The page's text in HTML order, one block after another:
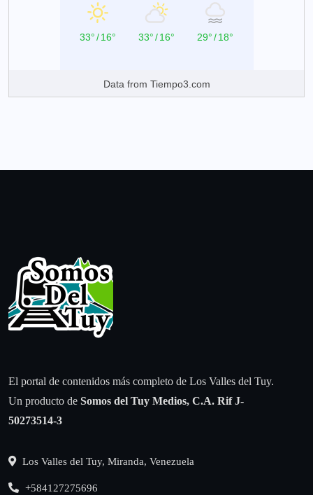
33°/16° 33°/16° 29°/18°
Data from Tiempo3.com
El portal de contenidos más completo de Los Valles del Tuy.
Un producto de Somos del Tuy Medios, C.A. Rif J-
50273514-3
Los Valles del Tuy, Miranda, Venezuela
+584127275696